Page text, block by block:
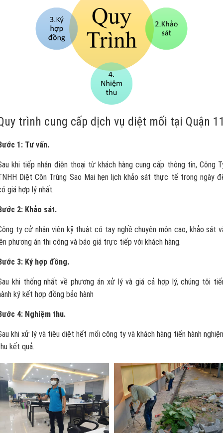
trình cung cấp dịch vụ diệt mối tại Quận
1: Tư vấn.
khi tiếp nhận điện thoại từ khách hàng cung cấp thông tin, Công
Diệt Côn Trùng Sao Mai hẹn lịch khảo sát thực tế trong ngày
giá hợp lý nhất.
2: Khảo sát.
ty cử nhân viên kỹ thuật có tay nghề chuyên môn cao, khảo sát
phương án thi công và báo giá trực tiếp với khách hàng.
3: Ký hợp đồng.
khi thống nhất về phương án xử lý và giá cả hợp lý, chúng tôi
ký kết hợp đồng bảo hành
4: Nghiệm thu.
khi xử lý và tiêu diệt hết mối công ty và khách hàng tiến hành
kết quả.